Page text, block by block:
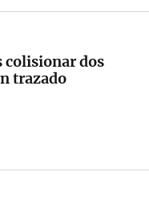
colisionar dos
trazado